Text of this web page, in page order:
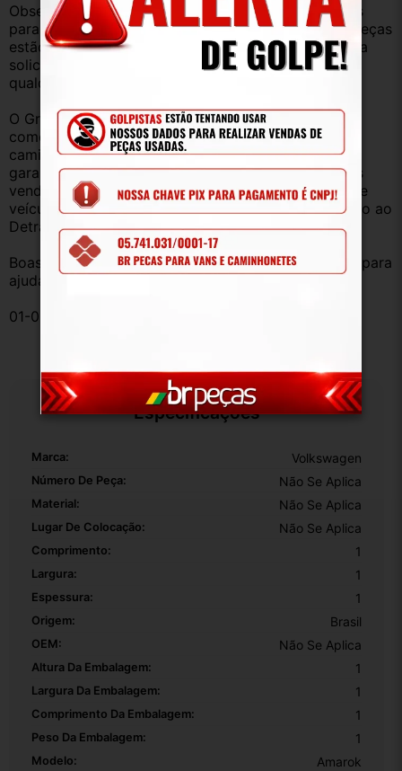
Observação: Considerando que recebemos veículos
para retirada de peças diariamente, nem todas as peças
estão anunciadas, desta forma, fique à vontade para
solicitar qualquer peça, de qualquer veículo, em
qualquer um de nossos anúncios.
O Grupo Br Truck Peças está há 25 anos
comercializando peças para caminhões, vans,
caminhonetes, automóveis e utilitários. Todas com
garantia de procedência e funcionamento. Produtos
vendidos somente com Nota Fiscal e proveniente de
veículo sucata – TODOS devidamente baixados junto ao
Detran.
Boas compras e sempre que precisar estamos aqui para
ajudar!
01-094127
Especificações
Marca: Volkswagen
Número De Peça: Não Se Aplica
Material: Não Se Aplica
Lugar De Colocação: Não Se Aplica
Comprimento: 1
Largura: 1
Espessura: 1
Origem: Brasil
OEM: Não Se Aplica
Altura Da Embalagem: 1
Largura Da Embalagem: 1
Comprimento Da Embalagem: 1
Peso Da Embalagem: 1
Modelo: Amarok